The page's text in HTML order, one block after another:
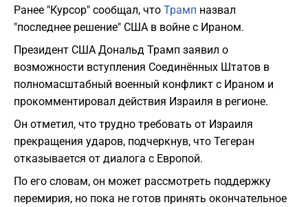
Ранее "Курсор" сообщал, что Трамп назвал
"последнее решение" США в войне с Ираном.
Президент США Дональд Трамп заявил о
возможности вступления Соединённых Штатов в
полномасштабный военный конфликт с Ираном и
прокомментировал действия Израиля в регионе.
Он отметил, что трудно требовать от Израиля
прекращения ударов, подчеркнув, что Тегеран
отказывается от диалога с Европой.
По его словам, он может рассмотреть поддержку
перемирия, но пока не готов принять окончательное